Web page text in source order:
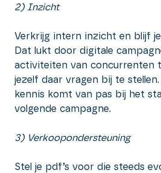
2) Inzicht
Verkrijg intern inzicht en blijf
Dat lukt door digitale
activiteiten van concurrenten
jezelf daar vragen bij te
kennis komt van pas bij het
volgende campagne.
3) Verkoopondersteuning
Stel je pdf’s voor die steeds